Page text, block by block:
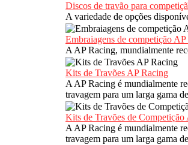
Discos de travão para
A variedade de opções
Embraiagens de competição
A AP Racing, mundialmente
Kits de Travões AP Racing
A AP Racing é mundialmente
travagem para um larga gama
Kits de Travões de Competição
A AP Racing é mundialmente
travagem para um larga gama